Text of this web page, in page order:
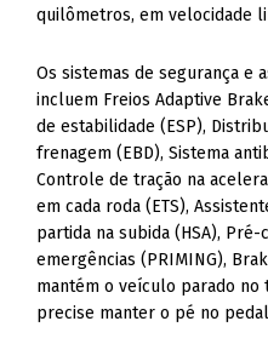
quilômetros, em velocidade
Os sistemas de segurança e
incluem Freios Adaptive
de estabilidade (ESP),
frenagem (EBD), Sistema
Controle de tração na
em cada roda (ETS),
partida na subida (HSA),
emergências (PRIMING),
mantém o veículo parado
precise manter o pé no